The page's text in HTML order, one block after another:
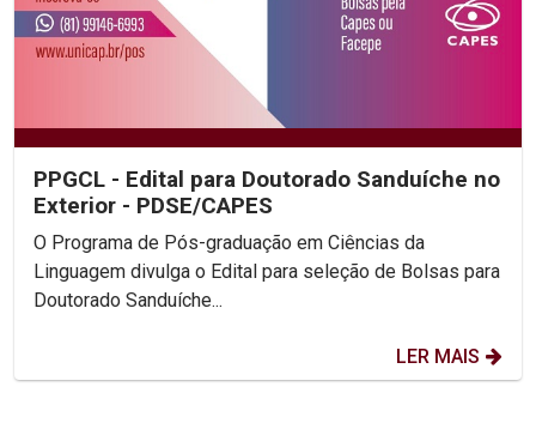
PPGCL - Edital para Doutorado Sanduíche no
Exterior - PDSE/CAPES
O Programa de Pós-graduação em Ciências da
Linguagem divulga o Edital para seleção de Bolsas para
Doutorado Sanduíche...
LER MAIS